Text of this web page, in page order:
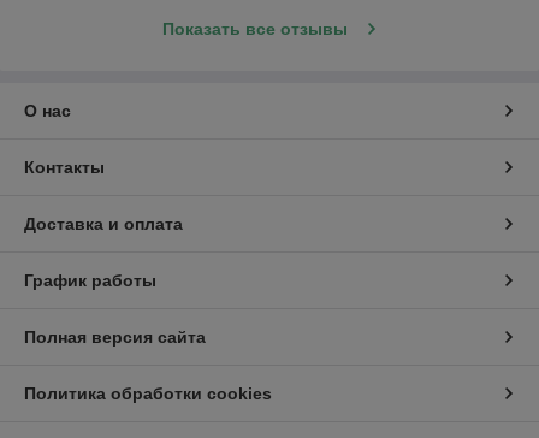
Показать все отзывы
О нас
Контакты
Доставка и оплата
График работы
Полная версия сайта
Политика обработки cookies